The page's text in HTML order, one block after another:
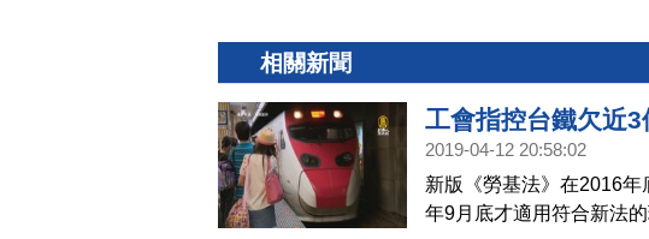
相關新聞
工會指控台鐵欠近
2019-04-12 20:58:02
新版《勞基法》在2016
年9月底才適用符合新法